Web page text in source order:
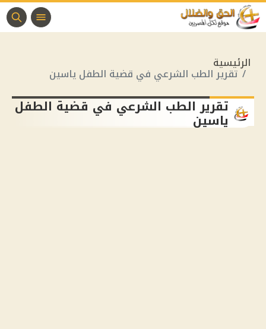
الرئيسية
تقرير الطب الشرعي في قضية الطفل ياسين
تقرير الطب الشرعي في قضية الطفل
ياسين